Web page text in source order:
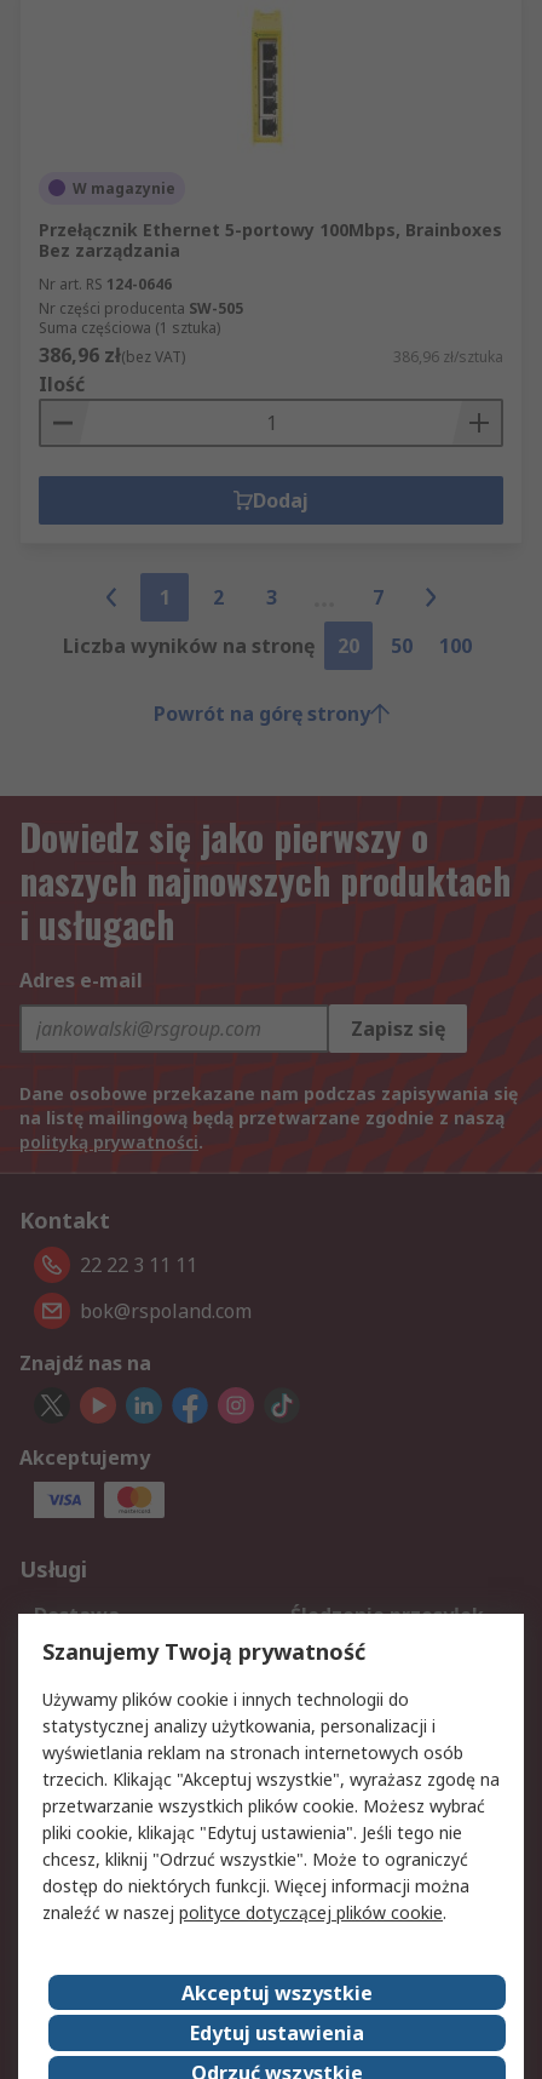
W magazynie
Przełącznik Ethernet 5-portowy 100Mbps, Brainboxes
Bez zarządzania
Nr art. RS 124-0646
Nr części producenta SW-505
Suma częściowa (1 sztuka)
386,96 zł(bez VAT) 386,96 zł/sztuka
Ilość
Dodaj
1 2 3
7
Liczba wyników na stronę
20 50 100
Powrót na górę strony
Dowiedz się jako pierwszy o
naszych najnowszych produktach
i usługach
Adres e-mail
Zapisz się
Dane osobowe przekazane nam podczas zapisywania się
na listę mailingową będą przetwarzane zgodnie z naszą
polityką prywatności.
Kontakt
22 22 3 11 11
bok@rspoland.com
Znajdź nas na
Akceptujemy
Usługi
Dostawa
Śledzenie przesyłek
Reklamacje i zwroty
Rejestracja
Aspekty prawne
Bezpieczeństwo e-
maila
Polityka dotycząca
plików cookie
Polityka prywatności
Użytkowanie witryny
Zastrzeżenia prawne
Warunki Sprzedaży
Kontakt
O firmie RS
RS na świecie
Kariera
Nagrody dla RS
Szanujemy Twoją prywatność
Używamy plików cookie i innych technologii do
statystycznej analizy użytkowania, personalizacji i
wyświetlania reklam na stronach internetowych osób
trzecich. Klikając "Akceptuj wszystkie", wyrażasz zgodę na
przetwarzanie wszystkich plików cookie. Możesz wybrać
pliki cookie, klikając "Edytuj ustawienia". Jeśli tego nie
chcesz, kliknij "Odrzuć wszystkie". Może to ograniczyć
dostęp do niektórych funkcji. Więcej informacji można
znaleźć w naszej polityce dotyczącej plików cookie.
Akceptuj wszystkie
Edytuj ustawienia
Odrzuć wszystkie